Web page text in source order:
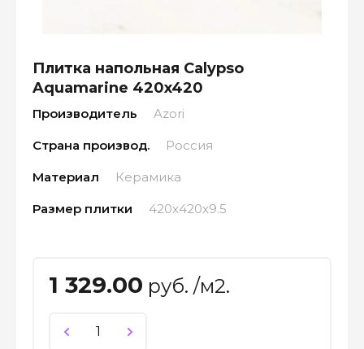
Плитка напольная Calypso
Aquamarine 420x420
Производитель Azori
Страна производ. Россия
Материал Керамика
Размер плитки 420x420x9.5
1 329.00 руб. /м2.